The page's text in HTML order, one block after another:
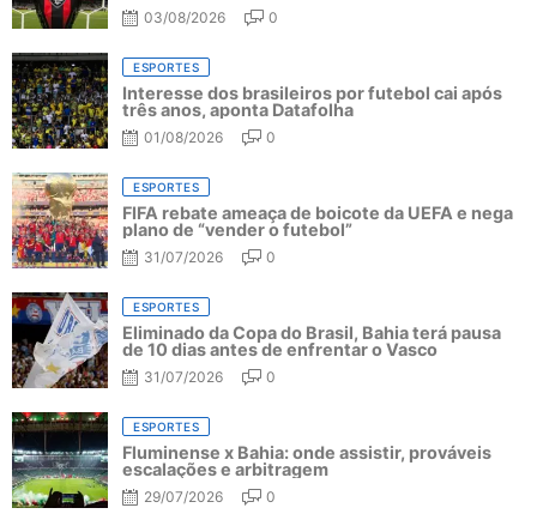
03/08/2026 0
ESPORTES
Interesse dos brasileiros por futebol cai após
três anos, aponta Datafolha
01/08/2026 0
ESPORTES
FIFA rebate ameaça de boicote da UEFA e nega
plano de “vender o futebol”
31/07/2026 0
ESPORTES
Eliminado da Copa do Brasil, Bahia terá pausa
de 10 dias antes de enfrentar o Vasco
31/07/2026 0
ESPORTES
Fluminense x Bahia: onde assistir, prováveis
escalações e arbitragem
29/07/2026 0